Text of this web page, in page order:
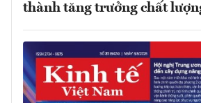
thành tăng trưởng chất